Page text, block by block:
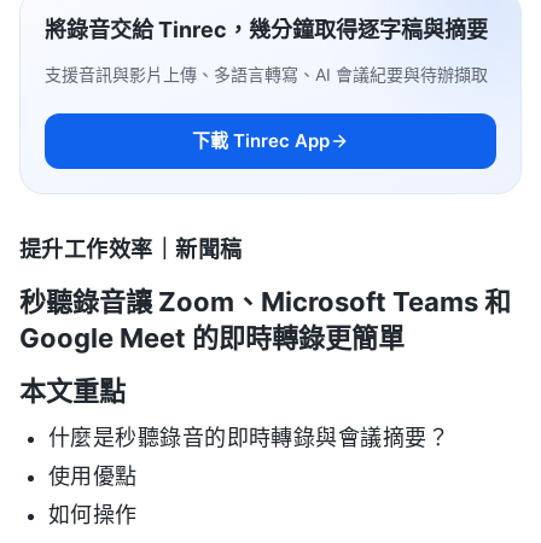
將錄音交給 Tinrec，幾分鐘取得逐字稿與摘要
支援音訊與影片上傳、多語言轉寫、AI 會議紀要與待辦擷取
下載 Tinrec App
提升工作效率｜新聞稿
秒聽錄音讓 Zoom、Microsoft Teams 和
Google Meet 的即時轉錄更簡單
本文重點
什麼是秒聽錄音的即時轉錄與會議摘要？
使用優點
如何操作